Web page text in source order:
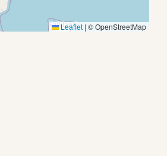
Leaflet | © OpenStreetMap